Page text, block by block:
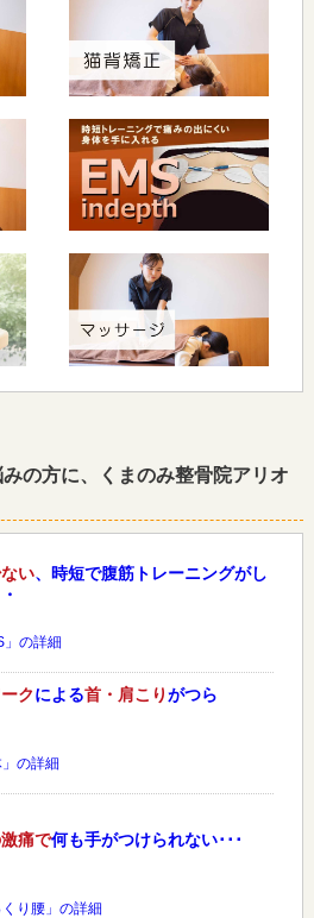
の方に、くまのみ整骨院アリオ
い、時短で腹筋トレーニングがし
」の詳細
クによる首・肩こりがつら
の詳細
痛で何も手がつけられない･･･
り腰」の詳細